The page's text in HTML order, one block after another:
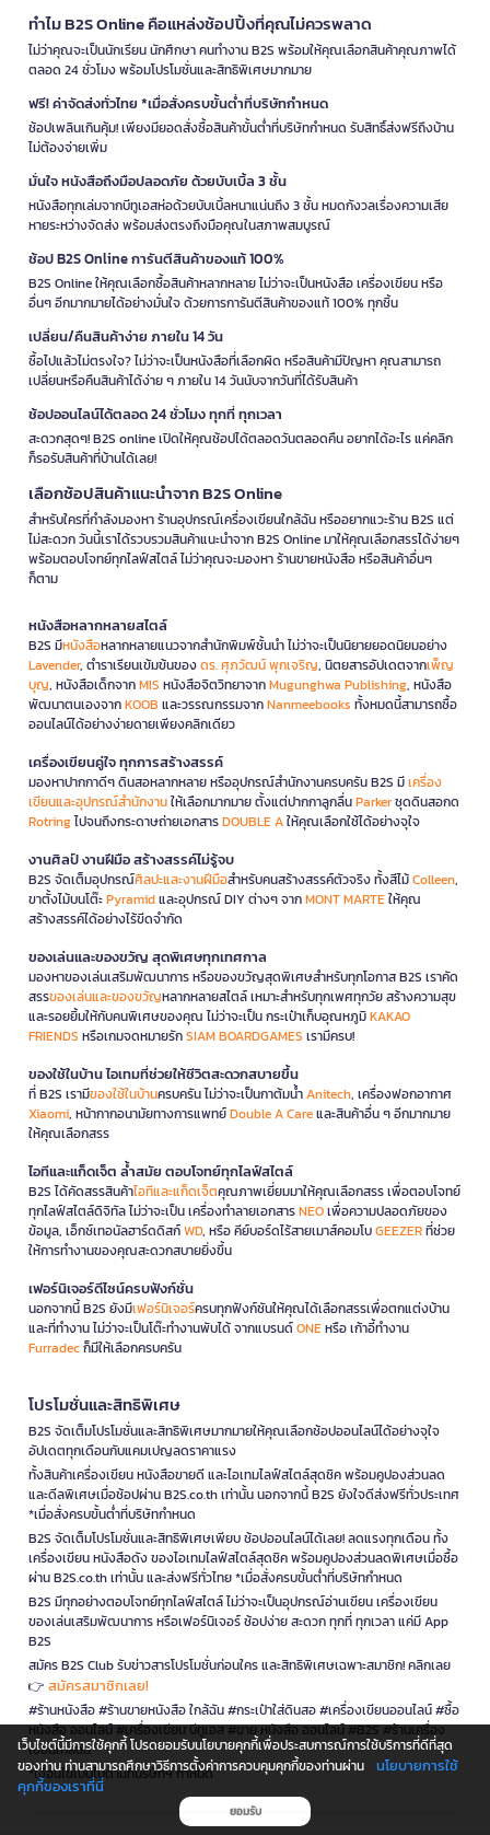
ทำไม B2S Online คือแหล่งช้อปปิ้งที่คุณไม่ควรพลาด
ไม่ว่าคุณจะเป็นนักเรียน นักศึกษา คนทำงาน B2S พร้อมให้คุณเลือกสินค้าคุณภาพได้
ตลอด 24 ชั่วโมง พร้อมโปรโมชั่นและสิทธิพิเศษมากมาย
ฟรี! ค่าจัดส่งทั่วไทย *เมื่อสั่งครบขั้นต่ำที่บริษัทกำหนด
ช้อปเพลินเกินคุ้ม! เพียงมียอดสั่งซื้อสินค้าขั้นต่ำที่บริษัทกำหนด รับสิทธิ์ส่งฟรีถึงบ้าน
ไม่ต้องจ่ายเพิ่ม
มั่นใจ หนังสือถึงมือปลอดภัย ด้วยบับเบิ้ล 3 ชั้น
หนังสือทุกเล่มจากบีทูเอสห่อด้วยบับเบิ้ลหนาแน่นถึง 3 ชั้น หมดกังวลเรื่องความเสีย
หายระหว่างจัดส่ง พร้อมส่งตรงถึงมือคุณในสภาพสมบูรณ์
ช้อป B2S Online การันตีสินค้าของแท้ 100%
B2S Online ให้คุณเลือกซื้อสินค้าหลากหลาย ไม่ว่าจะเป็นหนังสือ เครื่องเขียน หรือ
อื่นๆ อีกมากมายได้อย่างมั่นใจ ด้วยการการันตีสินค้าของแท้ 100% ทุกชิ้น
เปลี่ยน/คืนสินค้าง่าย ภายใน 14 วัน
ซื้อไปแล้วไม่ตรงใจ? ไม่ว่าจะเป็นหนังสือที่เลือกผิด หรือสินค้ามีปัญหา คุณสามารถ
เปลี่ยนหรือคืนสินค้าได้ง่าย ๆ ภายใน 14 วันนับจากวันที่ได้รับสินค้า
ช้อปออนไลน์ได้ตลอด 24 ชั่วโมง ทุกที่ ทุกเวลา
สะดวกสุดๆ! B2S online เปิดให้คุณช้อปได้ตลอดวันตลอดคืน อยากได้อะไร แค่คลิก
ก็รอรับสินค้าที่บ้านได้เลย!
เลือกช้อปสินค้าแนะนำจาก B2S Online
สำหรับใครที่กำลังมองหา ร้านอุปกรณ์เครื่องเขียนใกล้ฉัน หรืออยากแวะร้าน B2S แต่
ไม่สะดวก วันนี้เราได้รวบรวมสินค้าแนะนำจาก B2S Online มาให้คุณเลือกสรรได้ง่ายๆ
พร้อมตอบโจทย์ทุกไลฟ์สไตล์ ไม่ว่าคุณจะมองหา ร้านขายหนังสือ หรือสินค้าอื่นๆ
ก็ตาม
หนังสือหลากหลายสไตล์
B2S มีหนังสือหลากหลายแนวจากสำนักพิมพ์ชั้นนำ ไม่ว่าจะเป็นนิยายยอดนิยมอย่าง
Lavender, ตำราเรียนเข้มข้นของดร. ศุภวัฒน์ พุกเจริญ, นิตยสารอัปเดตจากเพ็ญ
บุญ, หนังสือเด็กจากMIS หนังสือจิตวิทยาจากMugunghwa Publishing, หนังสือ
พัฒนาตนเองจากKOOB และวรรณกรรมจากNanmeebooks ทั้งหมดนี้สามารถซื้อ
ออนไลน์ได้อย่างง่ายดายเพียงคลิกเดียว
เครื่องเขียนคู่ใจ ทุกการสร้างสรรค์
มองหาปากกาดีๆ ดินสอหลากหลาย หรืออุปกรณ์สำนักงานครบครัน B2S มีเครื่อง
เขียนและอุปกรณ์สำนักงานให้เลือกมากมาย ตั้งแต่ปากกาลูกลื่นParkerชุดดินสอกด
Rotringไปจนถึงกระดาษถ่ายเอกสารDOUBLE Aให้คุณเลือกใช้ได้อย่างจุใจ
งานศิลป์ งานฝีมือ สร้างสรรค์ไม่รู้จบ
B2S จัดเต็มอุปกรณ์ศิลปะและงานฝีมือสำหรับคนสร้างสรรค์ตัวจริง ทั้งสีไม้Colleen,
ขาตั้งไม้บนโต๊ะPyramidและอุปกรณ์ DIY ต่างๆ จากMONT MARTEให้คุณ
สร้างสรรค์ได้อย่างไร้ขีดจำกัด
ของเล่นและของขวัญ สุดพิเศษทุกเทศกาล
มองหาของเล่นเสริมพัฒนาการ หรือของขวัญสุดพิเศษสำหรับทุกโอกาส B2S เราคัด
สรรของเล่นและของขวัญหลากหลายสไตล์ เหมาะสำหรับทุกเพศทุกวัย สร้างความสุข
และรอยยิ้มให้กับคนพิเศษของคุณ ไม่ว่าจะเป็น กระเป๋าเก็บอุณหภูมิKAKAO
FRIENDS หรือเกมจดหมายรักSIAM BOARDGAMES เรามีครบ!
ของใช้ในบ้าน ไอเทมที่ช่วยให้ชีวิตสะดวกสบายขึ้น
ที่ B2S เรามีของใช้ในบ้านครบครัน ไม่ว่าจะเป็นกาต้มน้ำAnitech, เครื่องฟอกอากาศ
Xiaomi, หน้ากากอนามัยทางการแพทย์Double A Careและสินค้าอื่น ๆ อีกมากมาย
ให้คุณเลือกสรร
ไอทีและแก็ดเจ็ต ล้ำสมัย ตอบโจทย์ทุกไลฟ์สไตล์
B2S ได้คัดสรรสินค้าไอทีและแก็ดเจ็ตคุณภาพเยี่ยมมาให้คุณเลือกสรร เพื่อตอบโจทย์
ทุกไลฟ์สไตล์ดิจิทัล ไม่ว่าจะเป็น เครื่องทำลายเอกสารNEOเพื่อความปลอดภัยของ
ข้อมูล, เอ็กซ์เทอนัลฮาร์ดดิสก์WD, หรือ คีย์บอร์ดไร้สายเมาส์คอมโบGEEZERที่ช่วย
ให้การทำงานของคุณสะดวกสบายยิ่งขึ้น
เฟอร์นิเจอร์ดีไซน์ครบฟังก์ชั่น
นอกจากนี้ B2S ยังมีเฟอร์นิเจอร์ครบทุกฟังก์ชันให้คุณได้เลือกสรรเพื่อตกแต่งบ้าน
และที่ทำงาน ไม่ว่าจะเป็นโต๊ะทำงานพับได้ จากแบรนด์ONEหรือ เก้าอี้ทำงาน
Furradecก็มีให้เลือกครบครัน
โปรโมชั่นและสิทธิพิเศษ
B2S จัดเต็มโปรโมชั่นและสิทธิพิเศษมากมายให้คุณเลือกช้อปออนไลน์ได้อย่างจุใจ
อัปเดตทุกเดือนกับแคมเปญลดราคาแรง
ทั้งสินค้าเครื่องเขียน หนังสือขายดี และไอเทมไลฟ์สไตล์สุดชิค พร้อมคูปองส่วนลด
และดีลพิเศษเมื่อช้อปผ่าน B2S.co.th เท่านั้น นอกจากนี้ B2S ยังใจดีส่งฟรีทั่วประเทศ
*เมื่อสั่งครบขั้นต่ำที่บริษัทกำหนด
B2S จัดเต็มโปรโมชั่นและสิทธิพิเศษเพียบ ช้อปออนไลน์ได้เลย! ลดแรงทุกเดือน ทั้ง
เครื่องเขียน หนังสือดัง ของไอเทมไลฟ์สไตล์สุดชิค พร้อมคูปองส่วนลดพิเศษเมื่อซื้อ
ผ่าน B2S.co.th เท่านั้น และส่งฟรีทั่วไทย *เมื่อสั่งครบขั้นต่ำที่บริษัทกำหนด
B2S มีทุกอย่างตอบโจทย์ทุกไลฟ์สไตล์ ไม่ว่าจะเป็นอุปกรณ์อ่านเขียน เครื่องเขียน
ของเล่นเสริมพัฒนาการ หรือเฟอร์นิเจอร์ ช้อปง่าย สะดวก ทุกที่ ทุกเวลา แค่มี App
B2S
สมัคร B2S Club รับข่าวสารโปรโมชั่นก่อนใคร และสิทธิพิเศษเฉพาะสมาชิก! คลิกเลย
👉 สมัครสมาชิกเลย!
#ร้านหนังสือ #ร้านขายหนังสือ ใกล้ฉัน #กระเป๋าใส่ดินสอ #เครื่องเขียนออนไลน์ #ซื้อ
หนังสือ ออนไลน์ #เครื่องเขียน บีทูเอส #ขาย หนังสือ ออนไลน์ #B2S #ร้านเครื่อง
เขียนใกล้ฉัน
*เงื่อนไขเป็นไปตามที่บริษัทฯ กำหนด
เว็บไซต์นี้มีการใช้คุกกี้ โปรดยอมรับนโยบายคุกกี้เพื่อประสบการณ์การใช้บริการที่ดีที่สุด
ของท่าน ท่านสามารถศึกษาวิธีการตั้งค่าการควบคุมคุกกี้ของท่านผ่าน
นโยบายการใช้
คุกกี้ของเราที่นี่
ยอมรับ